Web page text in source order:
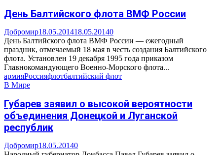
День Балтийского флота ВМФ России
Добромир18.05.201418.05.20140
День Балтийского флота ВМФ России — ежегодный
праздник, отмечаемый 18 мая в честь создания Балтийского
флота. Установлен 19 декабря 1995 года приказом
Главнокомандующего Военно-Морского флота...
армияРоссияфлотбалтийский флот
В Мире
Губарев заявил о высокой вероятности
объединения Донецкой и Луганской
республик
Добромир18.05.20140